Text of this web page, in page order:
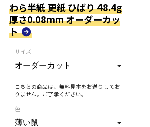
わら半紙 更紙 ひばり 48.4g
厚さ0.08mm オーダーカッ
ト
サイズ
こちらの商品は、無料見本をお送りしてお
りません。ご了承ください。
色